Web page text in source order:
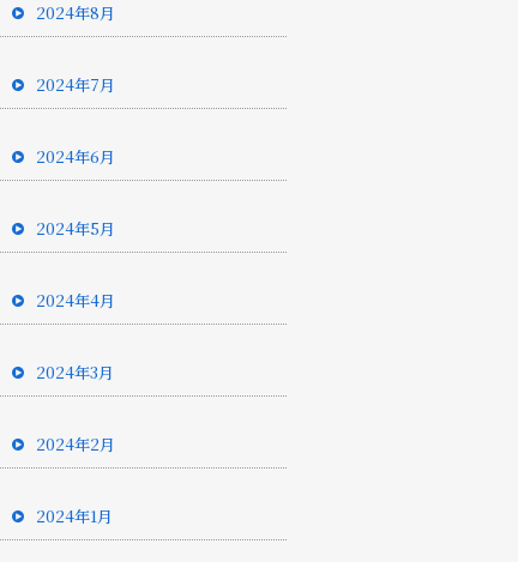
2024年8月
2024年7月
2024年6月
2024年5月
2024年4月
2024年3月
2024年2月
2024年1月